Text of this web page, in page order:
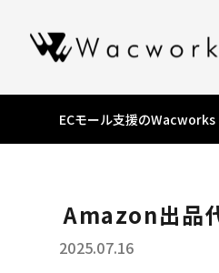
ECモール支援のWacworks
Amazon出品
2025.07.16